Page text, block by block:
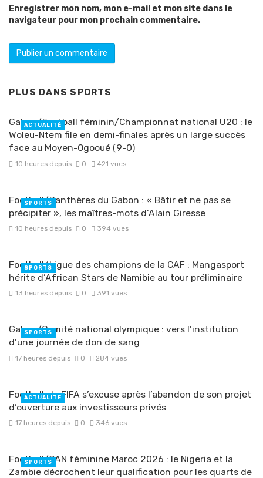
Enregistrer mon nom, mon e-mail et mon site dans le
navigateur pour mon prochain commentaire.
PLUS DANS SPORTS
Gabon/Football féminin/Championnat national U20 : le
Woleu-Ntem file en demi-finales après un large succès
face au Moyen-Ogooué (9-0)
10 heures depuis 0 421 vues
ACTUALITÉ
Football/Panthères du Gabon : « Bâtir et ne pas se
précipiter », les maîtres-mots d’Alain Giresse
10 heures depuis 0 394 vues
SPORTS
Football/Ligue des champions de la CAF : Mangasport
hérite d’African Stars de Namibie au tour préliminaire
13 heures depuis 0 391 vues
SPORTS
Gabon/Comité national olympique : vers l’institution
d’une journée de don de sang
17 heures depuis 0 284 vues
SPORTS
Football : la FIFA s’excuse après l’abandon de son projet
d’ouverture aux investisseurs privés
17 heures depuis 0 346 vues
ACTUALITÉ
Football/CAN féminine Maroc 2026 : le Nigeria et la
Zambie décrochent leur qualification pour les quarts de
SPORTS